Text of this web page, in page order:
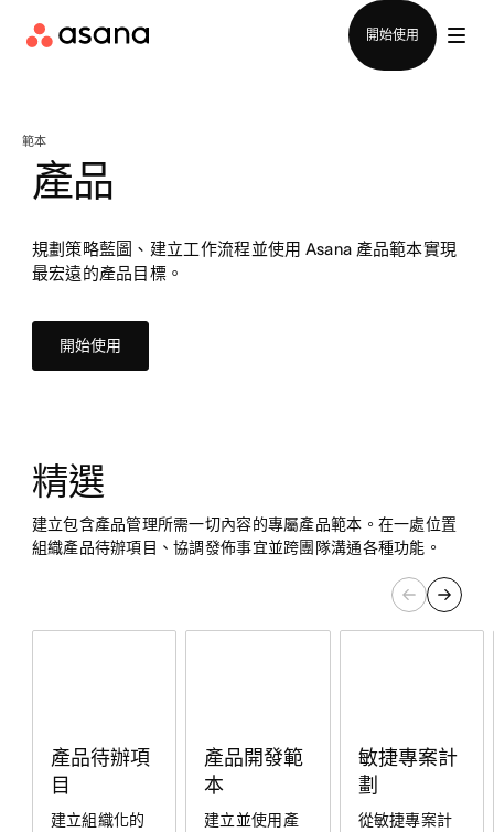
開始使用
範本
產品
規劃策略藍圖、建立工作流程並使用 Asana 產品範本實現
最宏遠的產品目標。
開始使用
精選
建立包含產品管理所需一切內容的專屬產品範本。在一處位置
組織產品待辦項目、協調發佈事宜並跨團隊溝通各種功能。
產品待辦項
目
建立組織化的
產品開發範
本
建立並使用產
敏捷專案計
劃
從敏捷專案計